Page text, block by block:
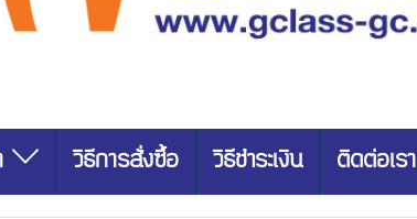
วิธีการสั่งซื้อ วิธีชำระเงิน ติดต่อเรา